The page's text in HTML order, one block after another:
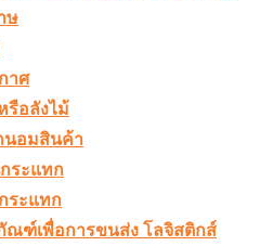
ษ
าศ
รือลังไม้
นอมสินค้า
ระแทก
ระแทก
ณฑ์เพื่อการขนส่ง โลจิสติกส์